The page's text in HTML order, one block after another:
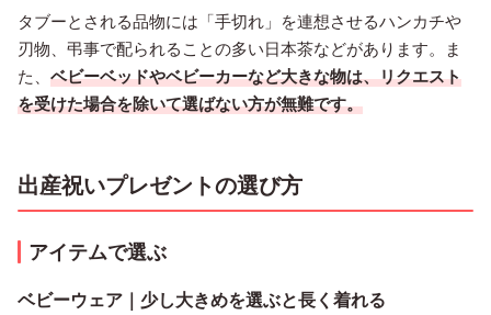
タブーとされる品物には「手切れ」を連想させるハンカチや
刃物、弔事で配られることの多い日本茶などがあります。ま
た、 ベビーベッドやベビーカーなど大きな物は、リクエスト
を受けた場合を除いて選ばない方が無難です。
出産祝いプレゼントの選び方
アイテムで選ぶ
ベビーウェア｜少し大きめを選ぶと長く着れる